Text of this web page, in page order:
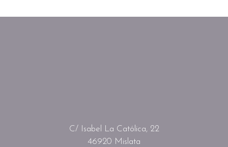
C/ Isabel La Católica, 22
46920 Mislata